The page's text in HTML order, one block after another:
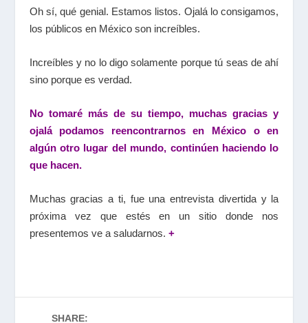
Oh sí, qué genial. Estamos listos. Ojalá lo consigamos,
los públicos en México son increíbles.
Increíbles y no lo digo solamente porque tú seas de ahí
sino porque es verdad.
No tomaré más de su tiempo, muchas gracias y
ojalá podamos reencontrarnos en México o en
algún otro lugar del mundo, continúen haciendo lo
que hacen.
Muchas gracias a ti, fue una entrevista divertida y la
próxima vez que estés en un sitio donde nos
presentemos ve a saludarnos. +
SHARE: